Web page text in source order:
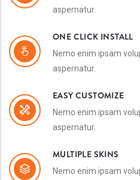
aspernatur.
ONE CLICK INSTALL
Nemo enim ipsam
aspernatur.
EASY CUSTOMIZE
Nemo enim ipsam
aspernatur.
MULTIPLE SKINS
Nemo enim ipsam